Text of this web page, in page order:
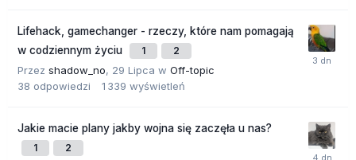
Lifehack, gamechanger - rzeczy, które nam pomagają
w codziennym życiu
1 2
Przez shadow_no, 29 Lipca w Off-topic
38 odpowiedzi 1 339 wyświetleń
Jakie macie plany jakby wojna się zaczęła u nas?
1 2